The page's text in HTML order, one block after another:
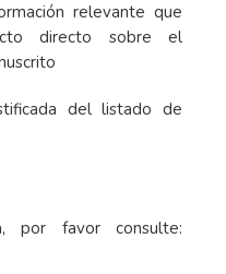
relevante que
directo sobre el
del listado de
por favor consulte: